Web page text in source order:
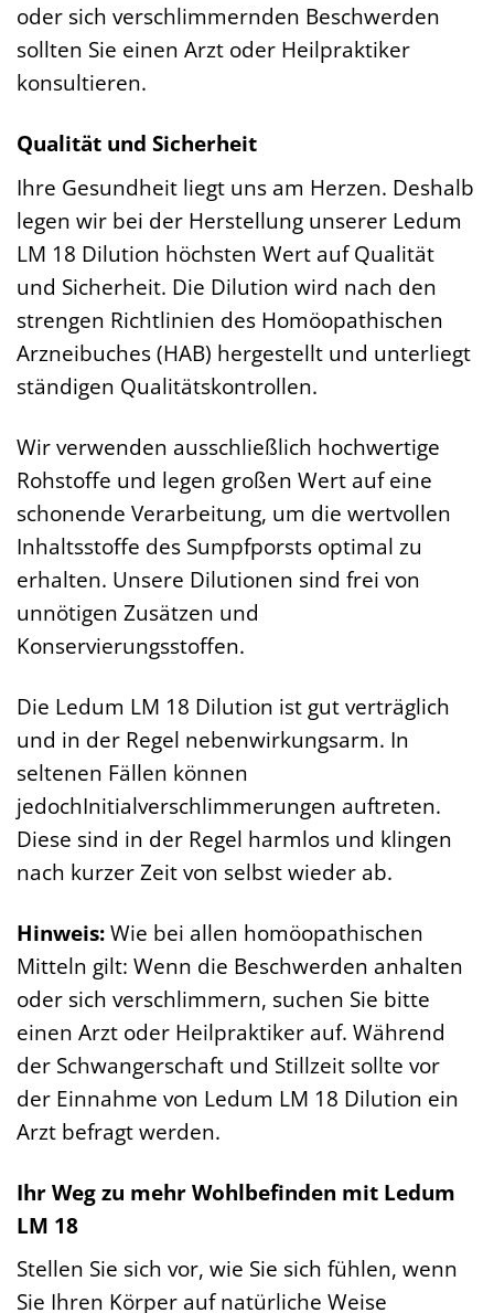
oder sich verschlimmernden Beschwerden
sollten Sie einen Arzt oder Heilpraktiker
konsultieren.
Qualität und Sicherheit
Ihre Gesundheit liegt uns am Herzen. Deshalb
legen wir bei der Herstellung unserer Ledum
LM 18 Dilution höchsten Wert auf Qualität
und Sicherheit. Die Dilution wird nach den
strengen Richtlinien des Homöopathischen
Arzneibuches (HAB) hergestellt und unterliegt
ständigen Qualitätskontrollen.
Wir verwenden ausschließlich hochwertige
Rohstoffe und legen großen Wert auf eine
schonende Verarbeitung, um die wertvollen
Inhaltsstoffe des Sumpfporsts optimal zu
erhalten. Unsere Dilutionen sind frei von
unnötigen Zusätzen und
Konservierungsstoffen.
Die Ledum LM 18 Dilution ist gut verträglich
und in der Regel nebenwirkungsarm. In
seltenen Fällen können
jedochInitialverschlimmerungen auftreten.
Diese sind in der Regel harmlos und klingen
nach kurzer Zeit von selbst wieder ab.
Hinweis:Wie bei allen homöopathischen
Mitteln gilt: Wenn die Beschwerden anhalten
oder sich verschlimmern, suchen Sie bitte
einen Arzt oder Heilpraktiker auf. Während
der Schwangerschaft und Stillzeit sollte vor
der Einnahme von Ledum LM 18 Dilution ein
Arzt befragt werden.
Ihr Weg zu mehr Wohlbefinden mit Ledum
LM 18
Stellen Sie sich vor, wie Sie sich fühlen, wenn
Sie Ihren Körper auf natürliche Weise